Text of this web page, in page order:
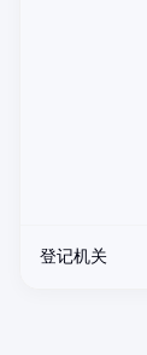
登记机关